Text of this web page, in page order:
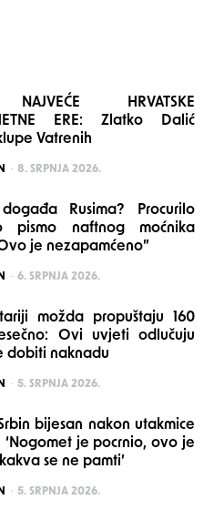
HRVATSKE
ERE: Zlatko Dalić
Vatrenih
8. SRPNJA 2026.
Rusima? Procurilo
pismo naftnog moćnika
je nezapamćeno”
6. SRPNJA 2026.
možda propuštaju 160
Ovi uvjeti odlučuju
dobiti naknadu
5. SRPNJA 2026.
bijesan nakon utakmice
‘Nogomet je pocrnio, ovo je
se ne pamti’
5. SRPNJA 2026.